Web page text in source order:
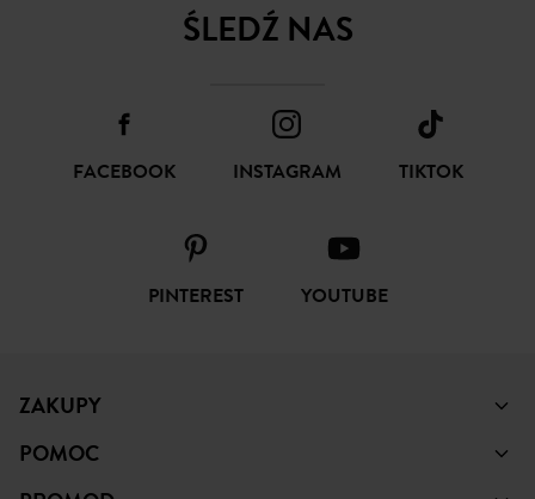
ŚLEDŹ NAS
FACEBOOK INSTAGRAM TIKTOK
PINTEREST YOUTUBE
ZAKUPY
POMOC